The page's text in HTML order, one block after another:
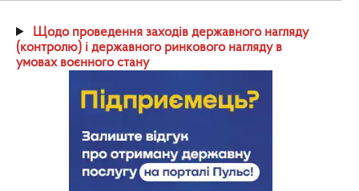
Щодо проведення заходів державного нагляду
(контролю) і державного ринкового нагляду в
умовах воєнного стану